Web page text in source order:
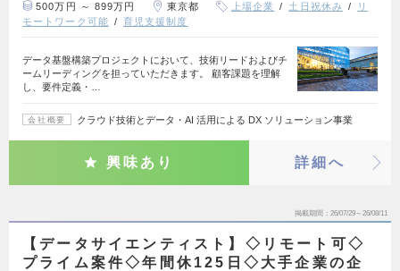
500万円 ～ 899万円 東京都 上場企業 土日祝休み
リ
モートワーク可能
育児支援制度
データ基盤構築プロジェクトにおいて、技術リードおよびチ
ームリーディングを担っていただきます。 顧客課題を理解
し、要件定義・…
会社概要 クラウド技術とデータ・AI 活用による DX ソリューション事業
興味あり 詳細へ
掲載期間 26/07/29～26/08/11
【データサイエンティスト】◇リモート可◇
プライム案件◇年間休125日◇大手企業の企